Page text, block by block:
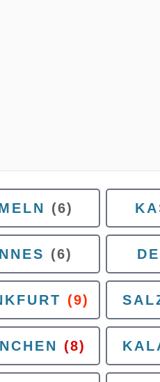
(6)
(6)
(9)
(8)